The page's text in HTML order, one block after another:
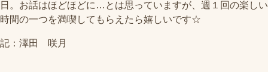
日。お話はほどほどに…とは思っていますが、週１回の楽しい
時間の一つを満喫してもらえたら嬉しいです☆
記：澤田 咲月